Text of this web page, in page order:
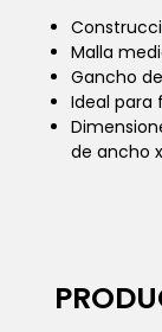
Malla
Gancho
Ideal para
de ancho